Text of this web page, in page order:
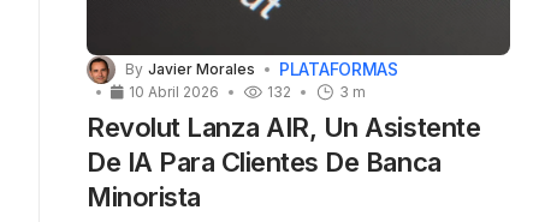
By Javier Morales PLATAFORMAS
3 m
10 Abril 2026 132
Revolut Lanza AIR, Un Asistente
De IA Para Clientes De Banca
Minorista